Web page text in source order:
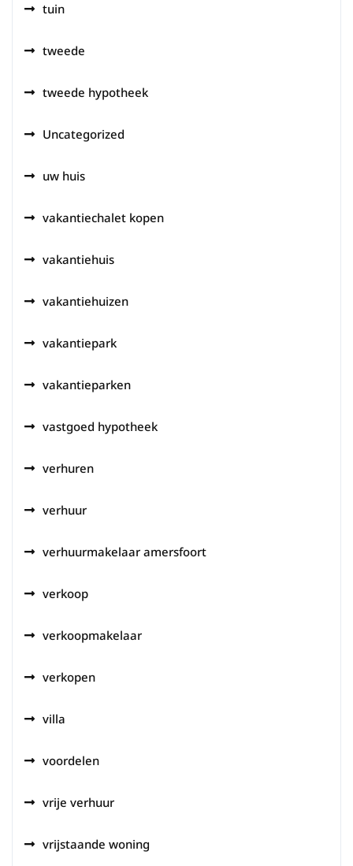
tuin
tweede
tweede hypotheek
Uncategorized
uw huis
vakantiechalet kopen
vakantiehuis
vakantiehuizen
vakantiepark
vakantieparken
vastgoed hypotheek
verhuren
verhuur
verhuurmakelaar amersfoort
verkoop
verkoopmakelaar
verkopen
villa
voordelen
vrije verhuur
vrijstaande woning